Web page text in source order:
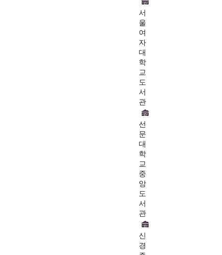
서
울
여
자
대
학
교
도
서
관
선
문
대
학
교
중
앙
도
서
관
신
경